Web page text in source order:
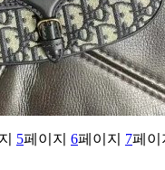
5페이지 6페이지 7페이